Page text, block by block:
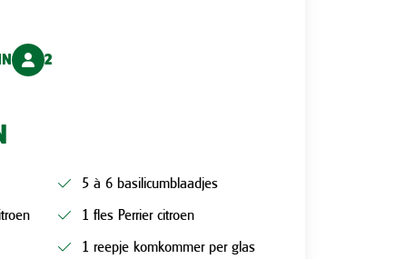
2
5 à 6 basilicumblaadjes
1 fles Perrier citroen
1 reepje komkommer per glas